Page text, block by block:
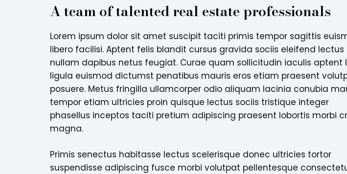
A team of talented real estate professionals
Lorem ipsum dolor sit amet suscipit taciti primis tempor sagittis
libero facilisi. Aptent felis blandit cursus gravida sociis eleifend lectus
nullam dapibus netus feugiat. Curae quam sollicitudin iaculis aptent
ligula euismod dictumst penatibus mauris eros etiam praesent
posuere. Metus fringilla ullamcorper odio aliquam lacinia conubia
tempor etiam ultricies proin quisque lectus sociis tristique integer
phasellus inceptos taciti pretium adipiscing praesent lobortis morbi
magna.
Primis senectus habitasse lectus scelerisque donec ultricies tortor
suspendisse adipiscing fusce morbi volutpat pellentesque